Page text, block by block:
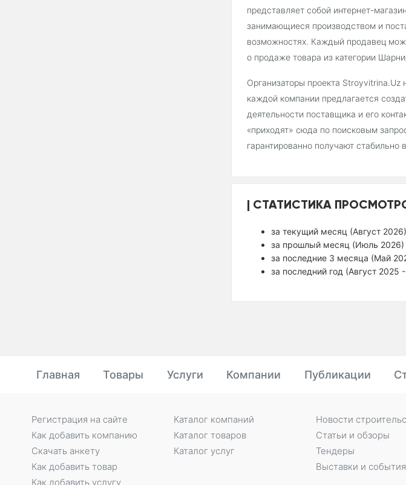
представляет собой интернет-
занимающиеся производством и
возможностях. Каждый продавец
о продаже товара из категории
Организаторы проекта
каждой компании предлагается
деятельности поставщика и его
«приходят» сюда по поисковым
гарантированно получают стабильно
СТАТИСТИКА
за текущий месяц (Август
за прошлый месяц (Июль 2026)
за последние 3 месяца (Май
за последний год (Август
Главная Товары Услуги Компании Публикации
Регистрация на сайте
Как добавить компанию
Скачать анкету
Как добавить товар
Как добавить услугу
Каталог компаний
Каталог товаров
Каталог услуг
Новости
Статьи и обзоры
Тендеры
Выставки и события